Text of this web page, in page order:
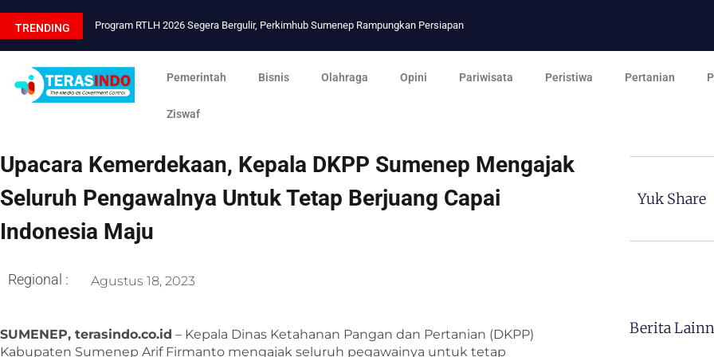
TRENDING Program RTLH 2026 Segera Bergulir, Perkimhub Sumenep Rampungkan Persiapan
Pemerintah Bisnis Olahraga Opini Pariwisata Peristiwa Pertanian
Ziswaf
Upacara Kemerdekaan, Kepala DKPP Sumenep Mengajak
Seluruh Pengawalnya Untuk Tetap Berjuang Capai
Indonesia Maju
Regional : Agustus 18, 2023
SUMENEP, terasindo.co.id – Kepala Dinas Ketahanan Pangan dan Pertanian (DKPP)
Kabupaten Sumenep Arif Firmanto mengajak seluruh pegawainya untuk tetap
Yuk Share
Berita